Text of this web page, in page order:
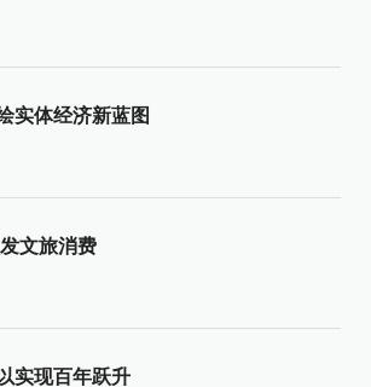
实体经济新蓝图
文旅消费
实现百年跃升